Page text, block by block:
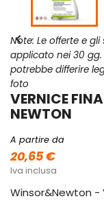

Note: Le offerte e
applicato nei 30
potrebbe differire
foto
VERNICE
NEWTON
A partire da
20,65 €
Iva inclusa
Winsor&Newton -